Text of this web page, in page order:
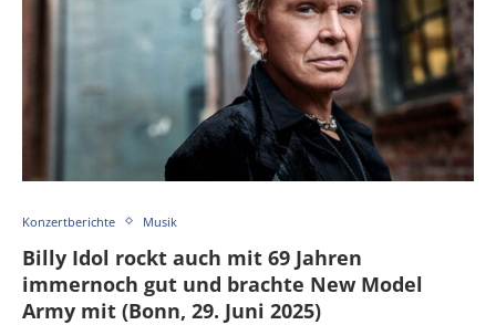
Konzertberichte Musik
Billy Idol rockt auch mit 69 Jahren
immernoch gut und brachte New Model
Army mit (Bonn, 29. Juni 2025)